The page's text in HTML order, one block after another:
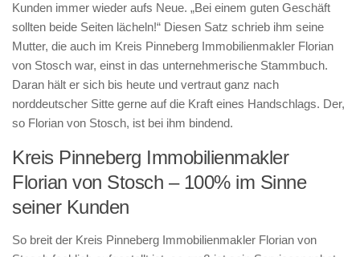
Kunden immer wieder aufs Neue. „Bei einem guten Geschäft
sollten beide Seiten lächeln!“ Diesen Satz schrieb ihm seine
Mutter, die auch im Kreis Pinneberg Immobilienmakler Florian
von Stosch war, einst in das unternehmerische Stammbuch.
Daran hält er sich bis heute und vertraut ganz nach
norddeutscher Sitte gerne auf die Kraft eines Handschlags. Der,
so Florian von Stosch, ist bei ihm bindend.
Kreis Pinneberg Immobilienmakler
Florian von Stosch – 100% im Sinne
seiner Kunden
So breit der Kreis Pinneberg Immobilienmakler Florian von